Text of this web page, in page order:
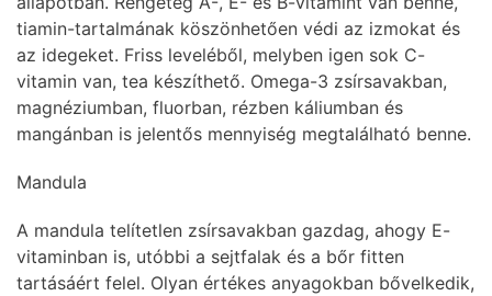
tiamin-tartalmának köszönhetően védi az izmokat és
az idegeket. Friss leveléből, melyben igen sok C-
vitamin van, tea készíthető. Omega-3 zsírsavakban,
magnéziumban, fluorban, rézben káliumban és
mangánban is jelentős mennyiség megtalálható benne.
Mandula
A mandula telítetlen zsírsavakban gazdag, ahogy E-
vitaminban is, utóbbi a sejtfalak és a bőr fitten
tartásáért felel. Olyan értékes anyagokban bővelkedik,